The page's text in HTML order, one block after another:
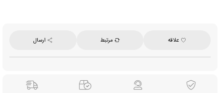
علاقه مرتبط ارسال